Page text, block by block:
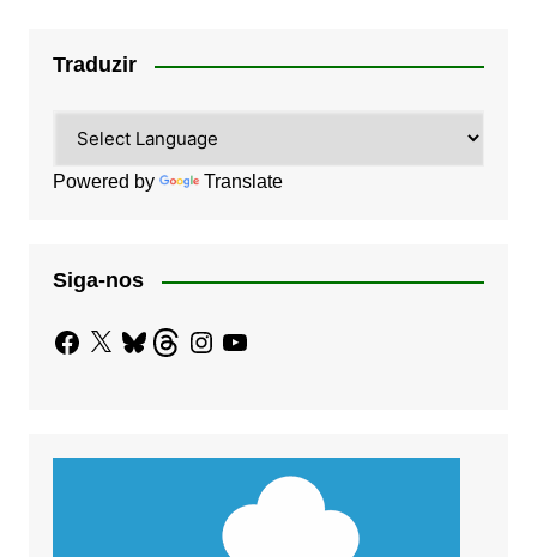
Traduzir
Powered by Translate
Siga-nos
Facebook
X BlueskyThreadsInstagram
YouTube